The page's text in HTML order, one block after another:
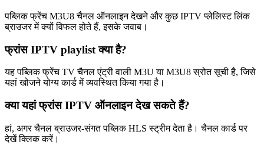
पब्लिक फ्रेंच M3U8 चैनल ऑनलाइन देखने और कुछ IPTV प्लेलिस्ट लिंक
ब्राउजर में क्यों विफल होते हैं, इसके जवाब।
फ्रांस IPTV playlist क्या है?
यह पब्लिक फ्रेंच TV चैनल एंट्री वाली M3U या M3U8 स्रोत सूची है, जिसे
यहां खोजने योग्य कार्ड में व्यवस्थित किया गया है।
क्या यहां फ्रांस IPTV ऑनलाइन देख सकते हैं?
हां, अगर चैनल ब्राउजर-संगत पब्लिक HLS स्ट्रीम देता है। चैनल कार्ड पर
देखें क्लिक करें।